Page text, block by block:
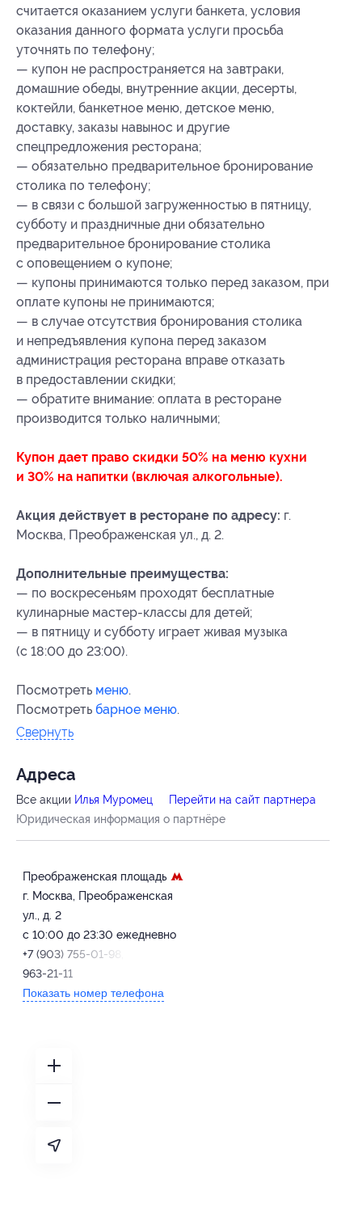
считается оказанием услуги банкета, условия
оказания данного формата услуги просьба
уточнять по телефону;
— купон не распространяется на завтраки,
домашние обеды, внутренние акции, десерты,
коктейли, банкетное меню, детское меню,
доставку, заказы навынос и другие
спецпредложения ресторана;
— обязательно предварительное бронирование
столика по телефону;
— в связи с большой загруженностью в пятницу,
субботу и праздничные дни обязательно
предварительное бронирование столика
с оповещением о купоне;
— купоны принимаются только перед заказом, при
оплате купоны не принимаются;
— в случае отсутствия бронирования столика
и непредъявления купона перед заказом
администрация ресторана вправе отказать
в предоставлении скидки;
— обратите внимание: оплата в ресторане
производится только наличными;
Купон дает право скидки 50% на меню кухни
и 30% на напитки (включая алкогольные).
Акция действует в ресторане по адресу: г.
Москва, Преображенская ул., д. 2.
Дополнительные преимущества:
— по воскресеньям проходят бесплатные
кулинарные мастер-классы для детей;
— в пятницу и субботу играет живая музыка
(с 18:00 до 23:00).
Посмотреть меню.
Посмотреть барное меню.
Свернуть
Адресa
Все акции Илья Муромец
Перейти на сайт партнера
Юридическая информация о партнёре
Преображенская площадь
г. Москва, Преображенская
ул., д. 2
с 10:00 до 23:30 ежедневно
+7 (903) 755-01-98, +7 (495)
963-21-11
Показать номер телефона